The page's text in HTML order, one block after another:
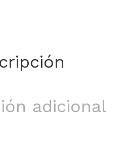
adicional